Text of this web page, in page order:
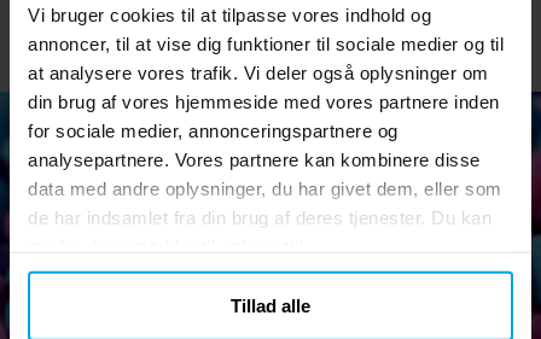
Vi bruger cookies til at tilpasse vores indhold og
annoncer, til at vise dig funktioner til sociale medier og til
at analysere vores trafik. Vi deler også oplysninger om
din brug af vores hjemmeside med vores partnere inden
for sociale medier, annonceringspartnere og
analysepartnere. Vores partnere kan kombinere disse
data med andre oplysninger, du har givet dem, eller som
de har indsamlet fra din brug af deres tjenester. Du kan
Tillad alle
Nyhedsbrev
kampagner og tilbud.